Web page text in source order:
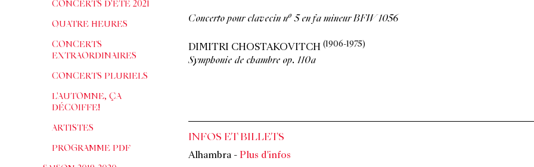
CONCERTS D'ÉTÉ 2021
QUATRE HEURES
CONCERTS
EXTRAORDINAIRES
CONCERTS PLURIELS
L'AUTOMNE, ÇA
DÉCOIFFE!
ARTISTES
PROGRAMME PDF
Concerto pour clavecin no 5 en fa mineur BFW 1056
DIMITRI CHOSTAKOVITCH (1906-1975)
Symphonie de chambre op. 110a
INFOS ET BILLETS
Alhambra - Plus d'infos